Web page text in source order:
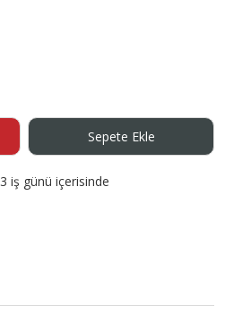
Sepete Ekle
3 iş günü içerisinde